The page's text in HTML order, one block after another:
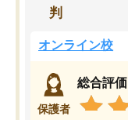
判
オンライン校
保護者
総合評価